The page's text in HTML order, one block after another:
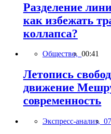
Разделение
как избежать
коллапса?
Общество, 00:41
Летопись
движение
современность
Экспресс-анализ,